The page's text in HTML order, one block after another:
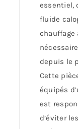
essentiel,
fluide
chauffage
depuis le
Cette
équipés
est
d’éviter